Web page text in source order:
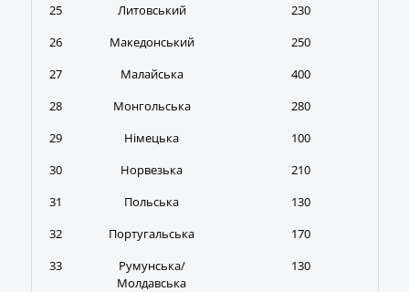
25
Литовський
230
26
Македонський
250
27
Малайська
400
28
Монгольська
280
29
Німецька
100
30
Норвезька
210
31
Польська
130
32
Португальська
170
33
Румунська/
Молдавська
130